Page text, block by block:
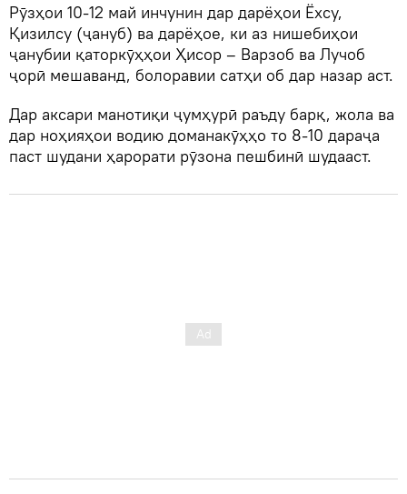
Рӯзҳои 10-12 май инчунин дар дарёҳои Ёхсу,
Қизилсу (ҷануб) ва дарёҳое, ки аз нишебиҳои
ҷанубии қаторкӯҳҳои Ҳисор – Варзоб ва Лучоб
ҷорӣ мешаванд, болоравии сатҳи об дар назар аст.
Дар аксари манотиқи ҷумҳурӣ раъду барқ, жола ва
дар ноҳияҳои водию доманакӯҳҳо то 8-10 дараҷа
паст шудани ҳарорати рӯзона пешбинӣ шудааст.